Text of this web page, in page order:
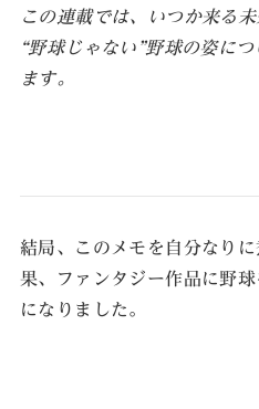
この連載では、いつか来る未
“野球じゃない”野球の姿に
ます。
結局、このメモを自分なり
果、ファンタジー作品に野
になりました。